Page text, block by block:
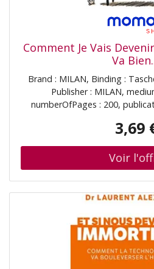
Comment Je Vais
Va
Brand : MILAN, Binding :
Publisher : MILAN,
numberOfPages : 200,
3,69